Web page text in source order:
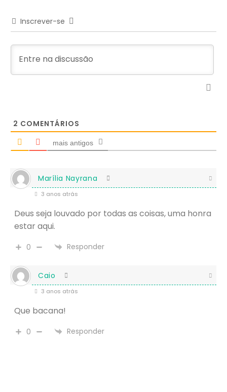
Inscrever-se
2 COMENTÁRIOS
mais antigos
Marília Nayrana
3 anos atrás
Deus seja louvado por todas as coisas, uma honra
estar aqui.
0 Responder
Caio
3 anos atrás
Que bacana!
0 Responder